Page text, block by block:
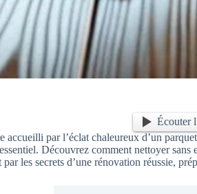
Écouter
par l’éclat chaleureux d’un
Découvrez comment nettoyer
par les secrets d’une rénovation réussie,